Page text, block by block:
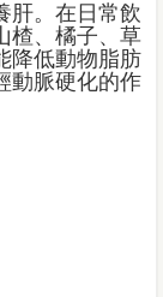
肝。在日常飲
楂、橘子、草
降低動物脂肪
動脈硬化的作